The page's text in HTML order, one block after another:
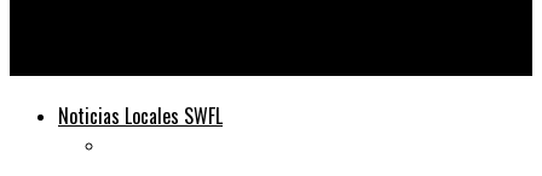
Noticias Locales SWFL